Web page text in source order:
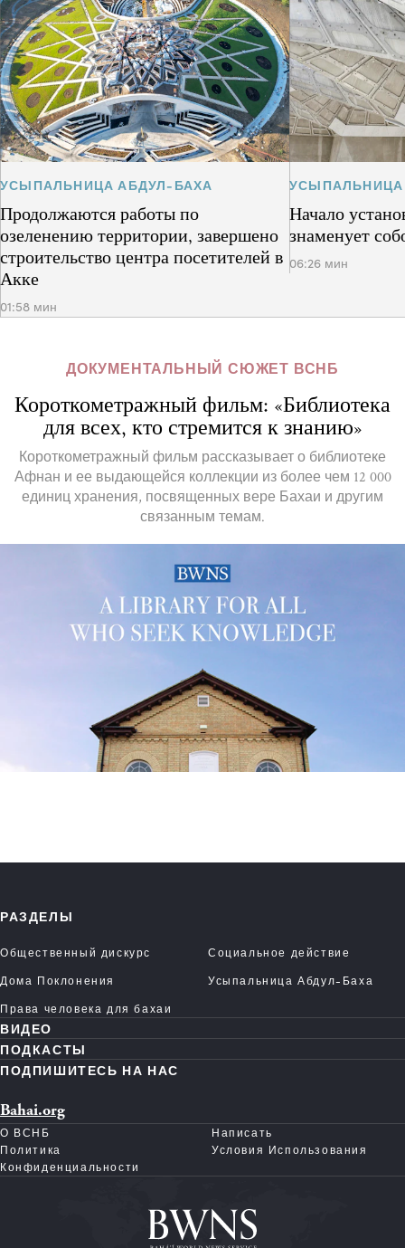
УСЫПАЛЬНИЦА АБДУЛ-БАХА
Продолжаются работы по
озеленению территории, завершено
строительство центра посетителей в
Акке
01:58 мин
Начало
знаменует
06:26 мин
ДОКУМЕНТАЛЬНЫЙ СЮЖЕТ ВСНБ
Короткометражный фильм: «Библиотека
для всех, кто стремится к знанию»
Короткометражный фильм рассказывает о библиотеке
Афнан и ее выдающейся коллекции из более чем 12 000
единиц хранения, посвященных вере Бахаи и другим
связанным темам.
РАЗДЕЛЫ
Общественный дискурс
Социальное действие
Дома Поклонения
Усыпальница Абдул-Баха
Права человека для бахаи
ВИДЕО
ПОДКАСТЫ
ПОДПИШИТЕСЬ НА НАС
Bahai.org
О ВСНБ
Написать
Политика
Конфиденциальности
Условия Использования